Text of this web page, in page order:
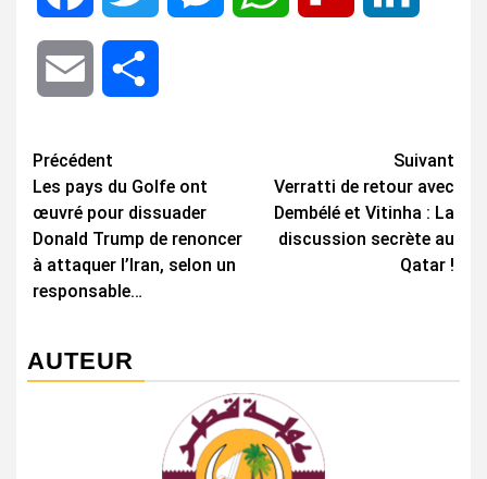
Email
Navigation
d’article
Précédent
Les pays du Golfe ont
œuvré pour dissuader
Donald Trump de renoncer
à attaquer l’Iran, selon un
responsable…
Suivant
Verratti de retour avec
Dembélé et Vitinha : La
discussion secrète au
Qatar !
AUTEUR